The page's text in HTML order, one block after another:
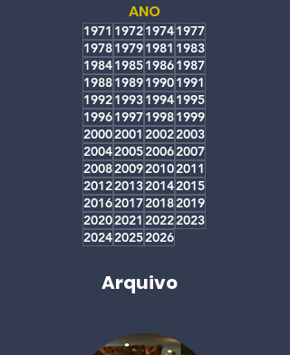
ANO
1971 197219741977
197819791981 1983
1984198519861987
1988198919901991
1992199319941995
1996199719981999
20002001 20022003
2004200520062007
2008200920102011
2012201320142015
2016201720182019
20202021 20222023
202420252026
Arquivo